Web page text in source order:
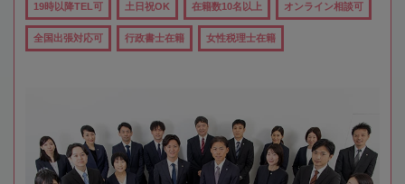
19時以降TEL可 土日祝OK 在籍数10名以上 オンライン相談可
全国出張対応可 行政書士在籍 女性税理士在籍